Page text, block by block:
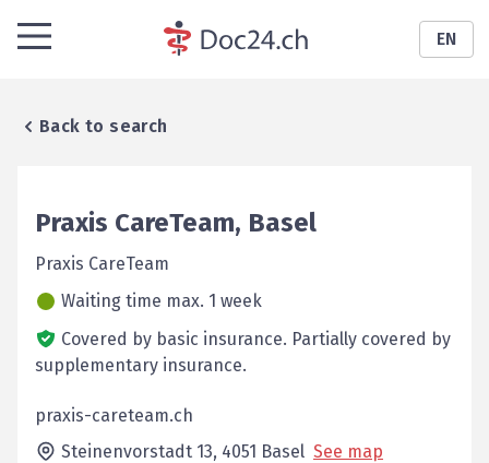
EN
Back to search
Praxis CareTeam, Basel
Praxis CareTeam
Waiting time max. 1 week
Covered by basic insurance. Partially covered by
supplementary insurance.
praxis-careteam.ch
Steinenvorstadt 13, 4051 Basel See map